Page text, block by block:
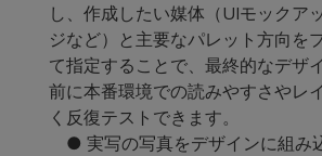
し、作成したい媒体（UIモックア
ジなど）と主要なパレット方向を
て指定することで、最終的なデザ
前に本番環境での読みやすさやレ
く反復テストできます。
● 実写の写真をデザインに組み